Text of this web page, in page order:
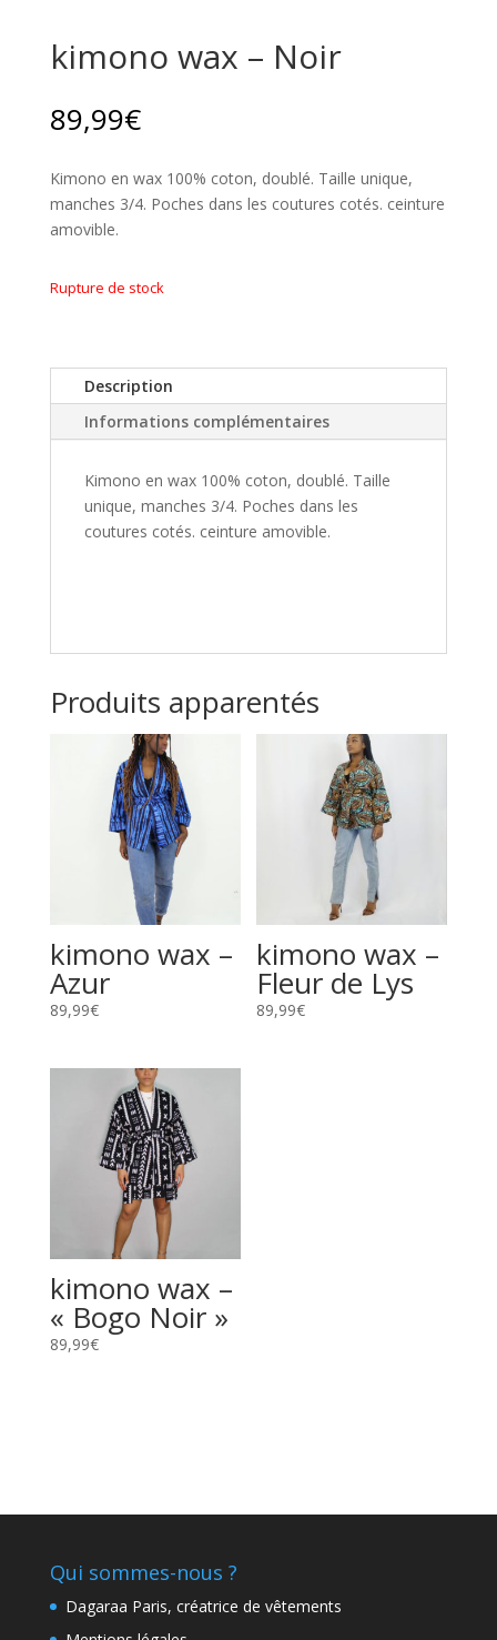
kimono wax – Noir
89,99€
Kimono en wax 100% coton, doublé. Taille unique,
manches 3/4. Poches dans les coutures cotés. ceinture
amovible.
Rupture de stock
Description
Informations complémentaires
Kimono en wax 100% coton, doublé. Taille
unique, manches 3/4. Poches dans les
coutures cotés. ceinture amovible.
Produits apparentés
kimono wax –
Azur
89,99€
kimono wax –
Fleur de Lys
89,99€
kimono wax –
« Bogo Noir »
89,99€
Qui sommes-nous ?
Dagaraa Paris, créatrice de vêtements